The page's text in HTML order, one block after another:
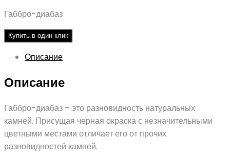
Габбро-диабаз
Купить в один клик
Описание
Описание
Габбро-диабаз – это разновидность натуральных
камней. Присущая черная окраска с незначительными
цветными местами отличает его от прочих
разновидностей камней.